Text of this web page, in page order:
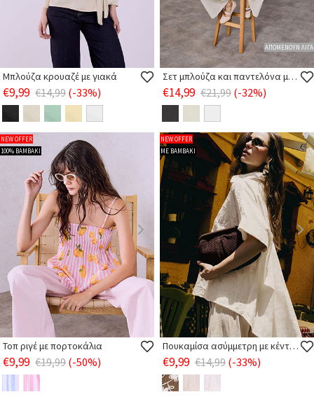
Μπλούζα κρουαζέ με γιακά
€9,99 €14,99 (-33%)
ΑΠΟΜΕΝΟΥΝ ΛΙΓΑ
Σετ μπλούζα και παντελόνα με λινό
€14,99 €21,99 (-32%)
NEW OFFER
100% ΒΑΜΒΑΚΙ
Τοπ ριγέ με πορτοκάλια
€9,99 €19,99 (-50%)
NEW OFFER
ΜΕ ΒΑΜΒΑΚΙ
Πουκαμίσα ασύμμετρη με κέντημα
€9,99 €14,99 (-33%)